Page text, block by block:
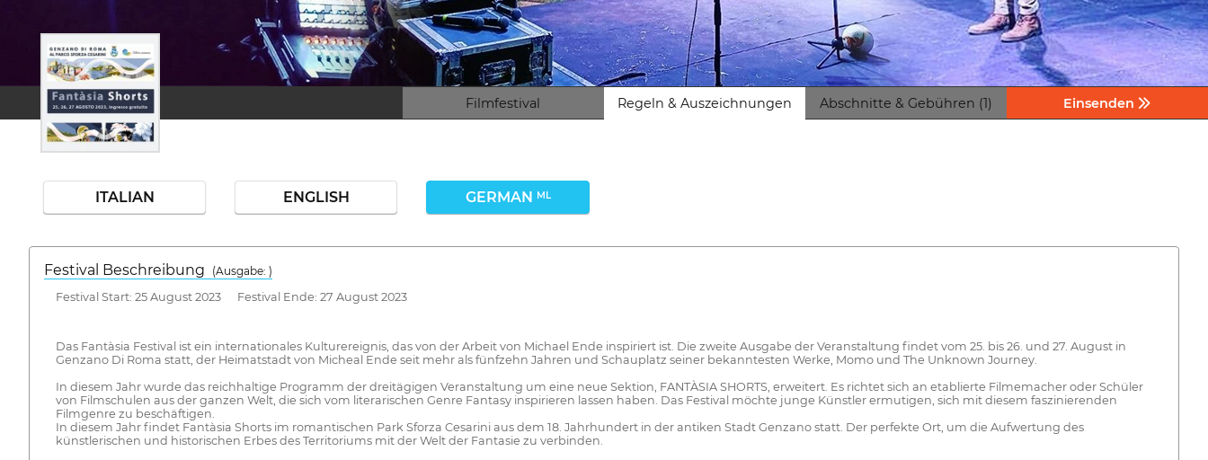
Filmfestival Regeln & Auszeichnungen Abschnitte & Gebühren (1) Einsenden
ITALIAN ENGLISH GERMAN ML
Festival Beschreibung
(Ausgabe: )
Festival Start: 25 August 2023 Festival Ende: 27 August 2023
Das Fantàsia Festival ist ein internationales Kulturereignis, das von der Arbeit von Michael Ende inspiriert ist. Die zweite Ausgabe der Veranstaltung findet vom 25. bis 26. und 27. August in
Genzano Di Roma statt, der Heimatstadt von Micheal Ende seit mehr als fünfzehn Jahren und Schauplatz seiner bekanntesten Werke, Momo und The Unknown Journey.
In diesem Jahr wurde das reichhaltige Programm der dreitägigen Veranstaltung um eine neue Sektion, FANTÀSIA SHORTS, erweitert. Es richtet sich an etablierte Filmemacher oder Schüler
von Filmschulen aus der ganzen Welt, die sich vom literarischen Genre Fantasy inspirieren lassen haben. Das Festival möchte junge Künstler ermutigen, sich mit diesem faszinierenden
Filmgenre zu beschäftigen.
In diesem Jahr findet Fantàsia Shorts im romantischen Park Sforza Cesarini aus dem 18. Jahrhundert in der antiken Stadt Genzano statt. Der perfekte Ort, um die Aufwertung des
künstlerischen und historischen Erbes des Territoriums mit der Welt der Fantasie zu verbinden.